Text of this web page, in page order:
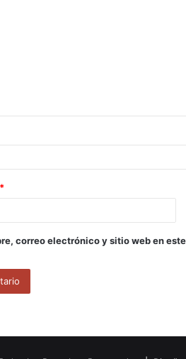
*
correo electrónico y sitio web en